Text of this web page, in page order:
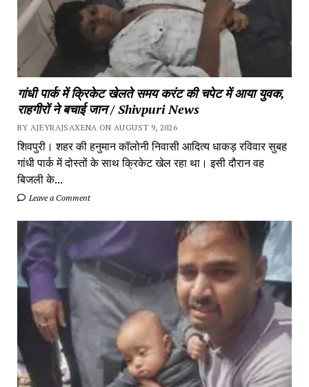
गांधी पार्क में क्रिकेट खेलते समय करंट की चपेट में आया युवक,
राहगीरों ने बचाई जान / Shivpuri News
BY AJEYRAJSAXENA ON AUGUST 9, 2026
शिवपुरी। शहर की हनुमान कॉलोनी निवासी आदित्य धाकड़ रविवार सुबह
गांधी पार्क में दोस्तों के साथ क्रिकेट खेल रहा था। इसी दौरान वह
बिजली के...
Leave a Comment